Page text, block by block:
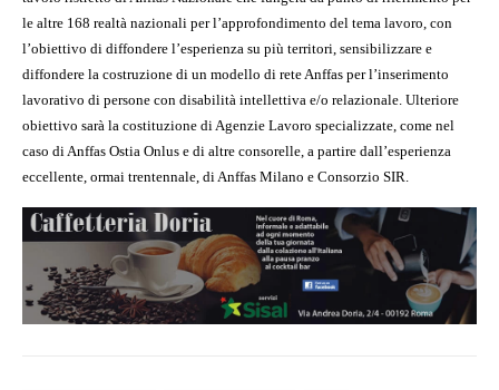
le altre 168 realtà nazionali per l’approfondimento del tema lavoro, con
l’obiettivo di diffondere l’esperienza su più territori, sensibilizzare e
diffondere la costruzione di un modello di rete Anffas per l’inserimento
lavorativo di persone con disabilità intellettiva e/o relazionale. Ulteriore
obiettivo sarà la costituzione di Agenzie Lavoro specializzate, come nel
caso di Anffas Ostia Onlus e di altre consorelle, a partire dall’esperienza
eccellente, ormai trentennale, di Anffas Milano e Consorzio SIR.